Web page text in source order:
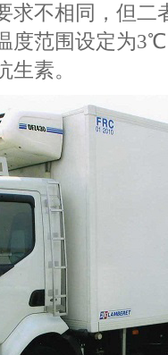
求不相同，但二
度范围设定为3℃
素。